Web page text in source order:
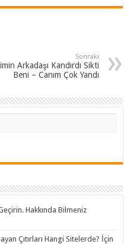
Sonraki
Arkadaşı Kandırdı Sikti
Beni – Canım Çok Yandı
Hakkında Bilmeniz
Çıtırları Hangi Sitelerde? İçin